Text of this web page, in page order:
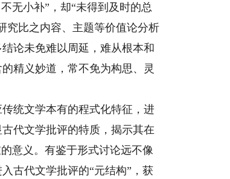
无小补”，却“未得到及时的总
究比之内容、主题等价值论分析
论未免难以周延，难从根本和
精义妙道，常不免为构思、灵
统文学本有的程式化特征，进
代文学批评的特质，揭示其在
意义。有鉴于形式讨论远不像
古代文学批评的“元结构”，获